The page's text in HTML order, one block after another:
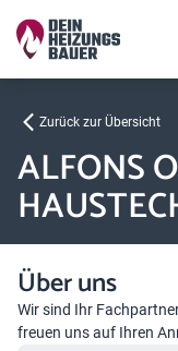
Zurück zur Übersicht
ALFONS
Über uns
Wir sind Ihr
freuen uns auf Ihren